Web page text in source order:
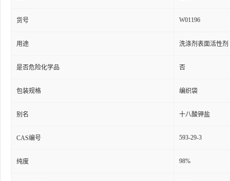
货号 W01196
用途 洗涤剂表面活性剂
是否危险化学品 否
包装规格 编织袋
别名 十八酸钾盐
CAS编号 593-29-3
纯度 98%